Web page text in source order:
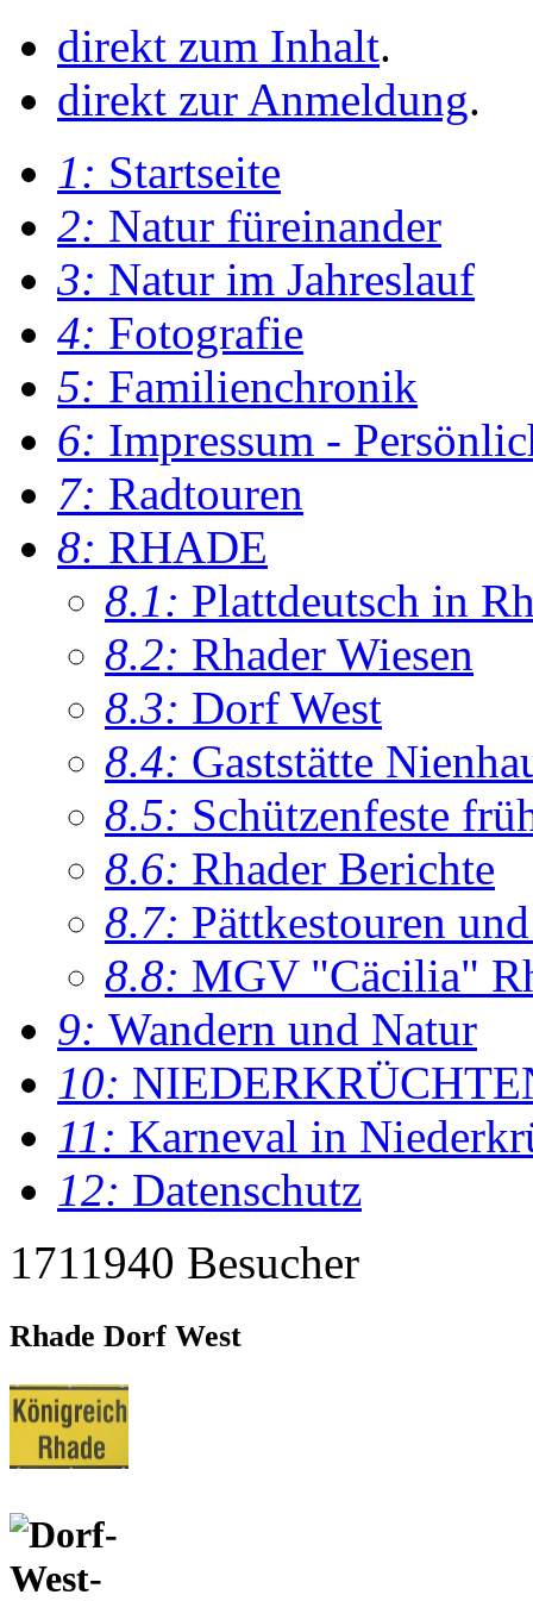
direkt zum Inhalt.
direkt zur Anmeldung.
1: Startseite
2: Natur füreinander
3: Natur im Jahreslauf
4: Fotografie
5: Familienchronik
6: Impressum -
7: Radtouren
8: RHADE
8.1: Plattdeutsch in
8.2: Rhader Wiesen
8.3: Dorf West
8.4: Gaststätte
8.5: Schützenfeste
8.6: Rhader Berichte
8.7: Pättkestouren
8.8: MGV "Cäcilia"
9: Wandern und Natur
10:
11: Karneval in
12: Datenschutz
1711940 Besucher
Rhade Dorf West